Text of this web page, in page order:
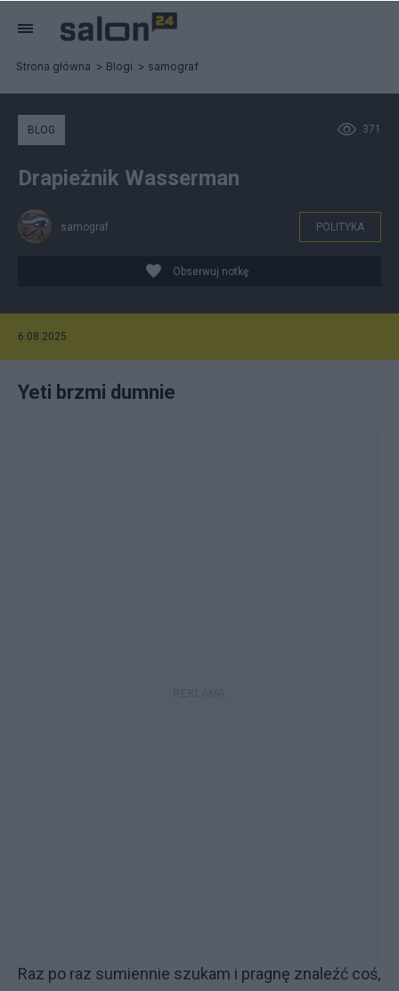
Strona główna Blogi samograf
371
BLOG
Drapieżnik Wasserman
samograf POLITYKA
Obserwuj notkę
6.08.2025
Yeti brzmi dumnie
Raz po raz sumiennie szukam i pragnę znaleźć coś,